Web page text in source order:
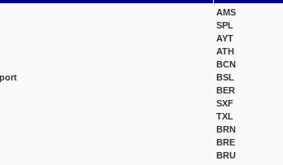
AMS
SPL
AYT
ATH
BCN
BSL
BER
SXF
TXL
BRN
BRE
BRU